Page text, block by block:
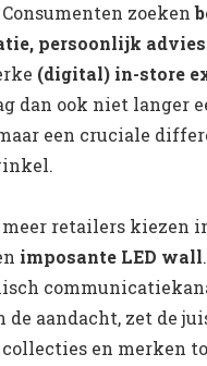
Consumenten zoeken
persoonlijk
(digital) in-store
dan ook niet langer
maar een cruciale
meer retailers kiezen
imposante LED wall
de aandacht, zet de
en merken